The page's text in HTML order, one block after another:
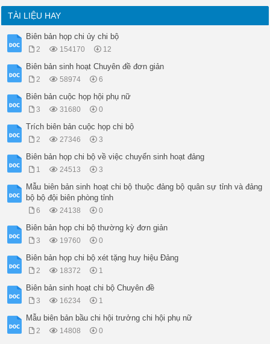
TÀI LIỆU HAY
Biên bản họp chi ủy chi bộ
2 154170 12
Biên bản sinh hoạt Chuyên đề đơn giản
2 58974 6
Biên bản cuộc họp hội phụ nữ
3 31680 0
Trích biên bản cuộc họp chi bộ
2 27346 3
Biên bản họp chi bộ về việc chuyển sinh hoạt đảng
1 24513 3
Mẫu biên bản sinh hoạt chi bộ thuộc đảng bộ quân sự tỉnh và đảng
bộ bộ đội biên phòng tỉnh
6 24138 0
Biên bản họp chi bộ thường kỳ đơn giản
3 19760 0
Biên bản họp chi bộ xét tặng huy hiệu Đảng
2 18372 1
Biên bản sinh hoạt chi bộ Chuyên đề
3 16234 1
Mẫu biên bản bầu chi hội trưởng chi hội phụ nữ
2 14808 0